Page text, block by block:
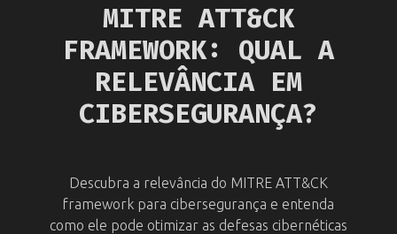
MITRE ATT&CK
FRAMEWORK: QUAL A
RELEVÂNCIA EM
CIBERSEGURANÇA?
Descubra a relevância do MITRE ATT&CK
framework para cibersegurança e entenda
como ele pode otimizar as defesas cibernéticas